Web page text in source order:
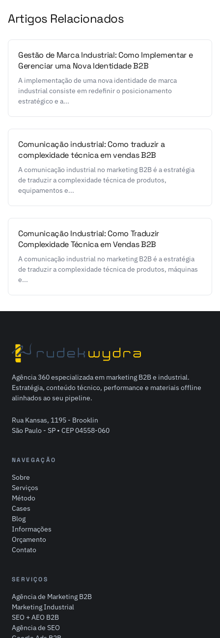
Artigos Relacionados
Gestão de Marca Industrial: Como Implementar e
Gerenciar uma Nova Identidade B2B
A implementação de uma nova identidade de marca
industrial consiste em redefinir o posicionamento
estratégico e a...
Comunicação industrial: Como traduzir a
complexidade técnica em vendas B2B
A comunicação industrial no marketing B2B é a estratégia
de traduzir a complexidade técnica de produtos,
equipamentos e...
Comunicação Industrial: Como Traduzir
Complexidade Técnica em Vendas B2B
A comunicação industrial no marketing B2B é a estratégia
de traduzir a complexidade técnica de produtos, máquinas
e...
Agência 360 especializada em marketing B2B e industrial.
Estratégia, conteúdo técnico, performance e materiais offline
alinhados ao seu pipeline.
Rua Kansas, 1195 - Brooklin
São Paulo - SP • CEP 04558-060
NAVEGAÇÃO
Sobre
Serviços
Método
Cases
Blog
Informações
Orçamento
Contato
SERVIÇOS
Agência de Marketing B2B
Marketing Industrial
SEO + AEO B2B
Agência de SEO